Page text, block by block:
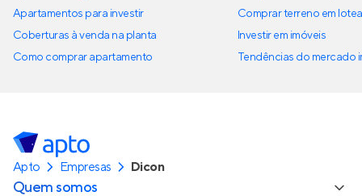
Apartamentos para investir
Coberturas à venda na planta
Como comprar apartamento
Comprar terreno em
Investir em imóveis
Tendências do mercado
Apto Empresas Dicon
Quem somos